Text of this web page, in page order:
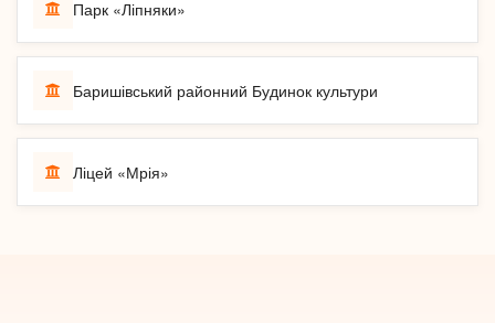
Парк «Ліпняки»
Баришівський районний Будинок культури
Ліцей «Мрія»